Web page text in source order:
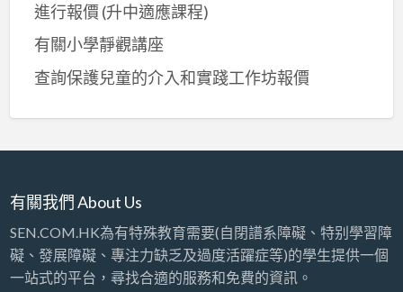
進行報價 (升中適應課程)
有關小學靜觀講座
查詢保護兒童的介入和實踐工作坊報價
有關我們 About Us
SEN.COM.HK為有特殊教育需要(自閉譜系障礙、特别學習障
礙、發展障礙、專注力缺乏及過度活躍症等)的學生提供一個
一站式的平台，尋找合適的服務和免費的資訊。